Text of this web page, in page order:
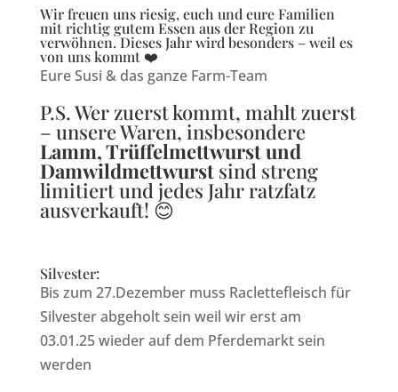
Wir freuen uns riesig, euch und eure Familien
mit richtig gutem Essen aus der Region zu
verwöhnen. Dieses Jahr wird besonders – weil es
von uns kommt ❤️
Eure Susi & das ganze Farm-Team
P.S. Wer zuerst kommt, mahlt zuerst
– unsere Waren, insbesondere
Lamm, Trüffelmettwurst und
Damwildmettwurstsind streng
limitiert und jedes Jahr ratzfatz
ausverkauft! 😊
Silvester:
Bis zum 27.Dezember muss Raclettefleisch für
Silvester abgeholt sein weil wir erst am
03.01.25 wieder auf dem Pferdemarkt sein
werden